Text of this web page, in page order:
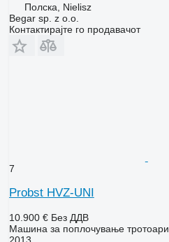
Полска, Nielisz
Begar sp. z o.o.
Контактирајте го продавачот
7
Probst HVZ-UNI
10.900 € Без ДДВ
Машина за поплочување тротоари